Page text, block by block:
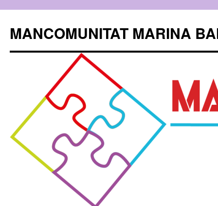
contenido
MANCOMUNITAT MARINA